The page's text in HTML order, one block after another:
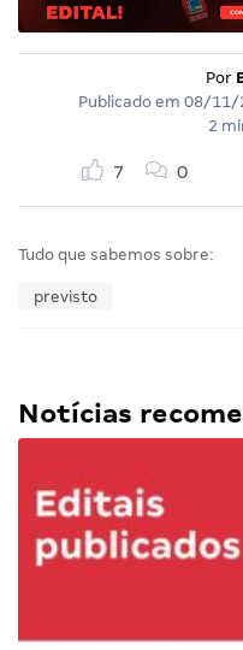
Por
Publicado em 08/11/
2
7 0
Tudo que sabemos sobre:
previsto
Notícias